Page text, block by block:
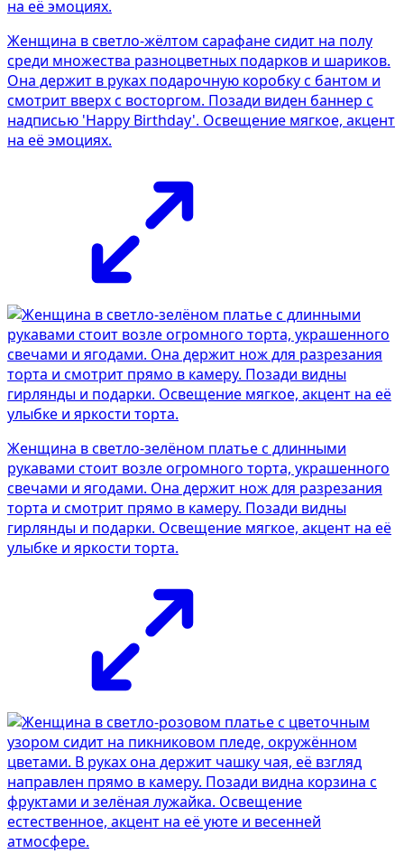
Женщина в светло-жёлтом сарафане сидит на полу
среди множества разноцветных подарков и шариков.
Она держит в руках подарочную коробку с бантом и
смотрит вверх с восторгом. Позади виден баннер с
надписью 'Happy Birthday'. Освещение мягкое, акцент
на её эмоциях.
Женщина в светло-зелёном платье с длинными
рукавами стоит возле огромного торта, украшенного
свечами и ягодами. Она держит нож для разрезания
торта и смотрит прямо в камеру. Позади видны
гирлянды и подарки. Освещение мягкое, акцент на её
улыбке и яркости торта.